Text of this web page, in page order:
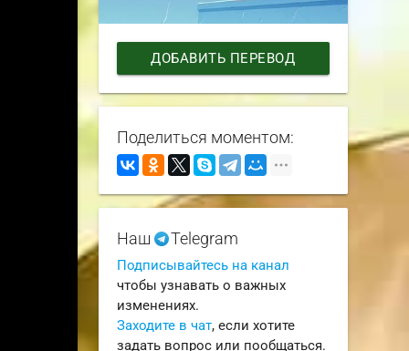
ДОБАВИТЬ ПЕРЕВОД
Поделиться моментом:
Наш Telegram
Подписывайтесь на канал
чтобы узнавать о важных
изменениях.
Заходите в чат, если хотите
задать вопрос или пообщаться.